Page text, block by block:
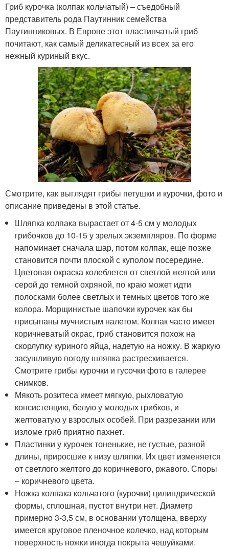
Гриб курочка (колпак кольчатый) – съедобный
представитель рода Паутинник семейства
Паутинниковых. В Европе этот пластинчатый гриб
почитают, как самый деликатесный из всех за его
нежный куриный вкус.
Смотрите, как выглядят грибы петушки и курочки, фото и
описание приведены в этой статье.
Шляпка колпака вырастает от 4-5 см у молодых
грибочков до 10-15 у зрелых экземпляров. По форме
напоминает сначала шар, потом колпак, еще позже
становится почти плоской с куполом посередине.
Цветовая окраска колеблется от светлой желтой или
серой до темной охряной, по краю может идти
полосками более светлых и темных цветов того же
колора. Морщинистые шапочки курочек как бы
присыпаны мучнистым налетом. Колпак часто имеет
коричневатый окрас, гриб становится похож на
скорлупку куриного яйца, надетую на ножку. В жаркую
засушливую погоду шляпка растрескивается.
Смотрите грибы курочки и гусочки фото в галерее
снимков.
Мякоть розитеса имеет мягкую, рыхловатую
консистенцию, белую у молодых грибков, и
желтоватую у взрослых особей. При разрезании или
изломе гриб приятно пахнет.
Пластинки у курочек тоненькие, не густые, разной
длины, приросшие к низу шляпки. Их цвет изменяется
от светлого желтого до коричневого, ржавого. Споры
– коричневого цвета.
Ножка колпака кольчатого (курочки) цилиндрической
формы, сплошная, пустот внутри нет. Диаметр
примерно 3-3,5 см, в основании утолщена, вверху
имеется круговое пленочное колечко, над которым
поверхность ножки иногда покрыта чешуйками.